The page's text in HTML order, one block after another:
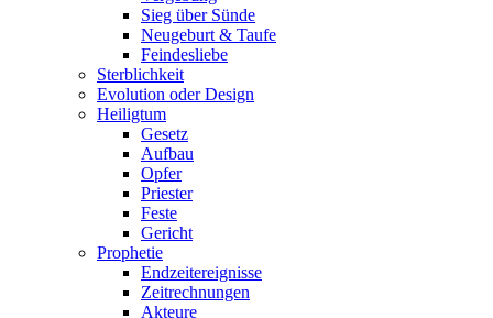
Sieg über Sünde
Neugeburt & Taufe
Feindesliebe
Sterblichkeit
Evolution oder Design
Heiligtum
Gesetz
Aufbau
Opfer
Priester
Feste
Gericht
Prophetie
Endzeitereignisse
Zeitrechnungen
Akteure